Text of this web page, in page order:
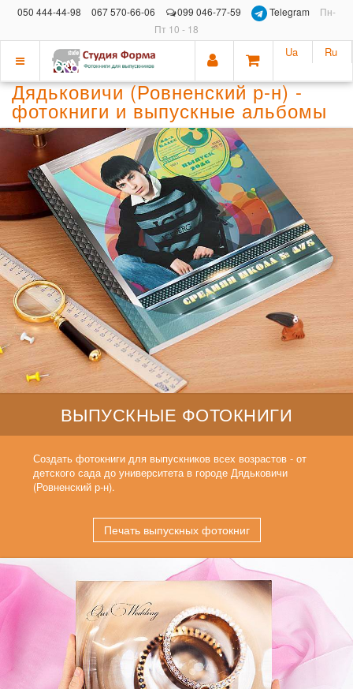
050 444-44-98 067 570-66-06 099 046-77-59 Telegram
Пн-
Пт 10 - 18
Показать
меню
Ua Ru
Дядьковичи (Ровненский р-н) -
фотокниги и выпускные альбомы
ВЫПУСКНЫЕ ФОТОКНИГИ
Создать фотокниги для выпускников всех возрастов - от
детского сада до университета в городе Дядьковичи
(Ровненский р-н).
Печать выпускных фотокниг